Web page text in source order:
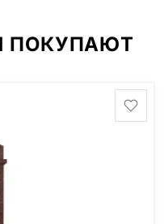
ПОКУПАЮТ